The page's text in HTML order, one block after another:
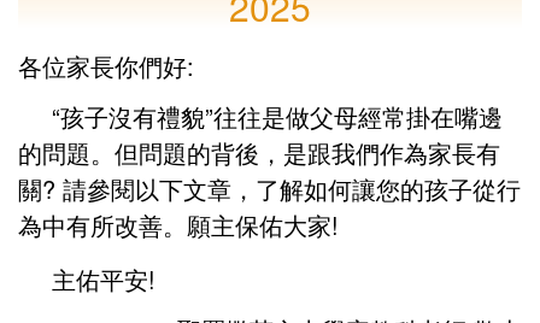
各位家長你們好:
“孩子沒有禮貌”往往是做父母經常掛在嘴邊
的問題。但問題的背後，是跟我們作為家長有
關? 請參閱以下文章，了解如何讓您的孩子從行
為中有所改善。願主保佑大家!
主佑平安!